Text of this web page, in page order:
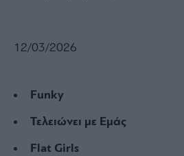
12/03/2026
Funky
Τελειώνει με Εμάς
Flat Girls